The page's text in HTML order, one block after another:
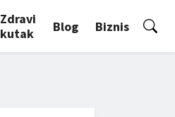
Zdravi
kutak
Blog Biznis